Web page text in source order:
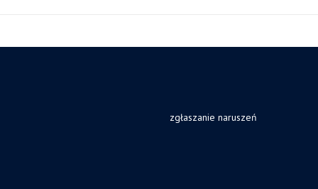
zgłaszanie naruszeń